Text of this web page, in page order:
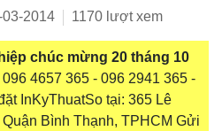
03-2014 1170 lượt xem
chúc mừng 20 tháng 10
4657 365 - 096 2941 365 -
InKyThuatSo tại: 365 Lê
Bình Thạnh, TPHCM Gửi